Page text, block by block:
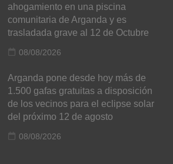
ahogamiento en una piscina
comunitaria de Arganda y es
trasladada grave al 12 de Octubre
08/08/2026
Arganda pone desde hoy más de
1.500 gafas gratuitas a disposición
de los vecinos para el eclipse solar
del próximo 12 de agosto
08/08/2026